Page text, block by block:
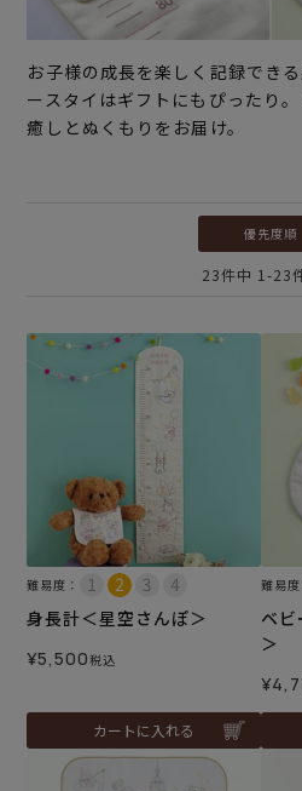
お子様の成長を楽しく記録でき
ースタイはギフトにもぴったり
癒しとぬくもりをお届け。
優先度順
23件中 1 -23
難易度：
身長計＜星空さんぽ＞
¥5,500税込
カートに入れる
難易度
ベ
＞
¥